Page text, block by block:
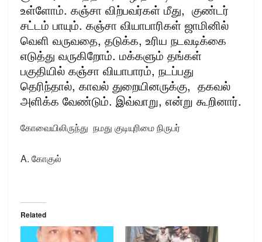
உள்ளோம். கஞ்சா விற்பவர்கள் மீது, குண்டர்
சட்டம் பாயும். கஞ்சா வியாபாரிகள் ஜாமினில்
வெளி வருவதை, தடுக்க, உரிய நடவடிக்கை
எடுத்து வருகிறோம். மக்களும் தங்கள்
பகுதியில் கஞ்சா வியாபாரம், நடப்பது
தெரிந்தால், காவல் துறையினருக்கு, தகவல்
அளிக்க வேண்டும். இவ்வாறு, என்று கூறினார்.
கோவையிலிருந்து நமது குடியுரிமை நிருபர்
A. கோகுல்
Related